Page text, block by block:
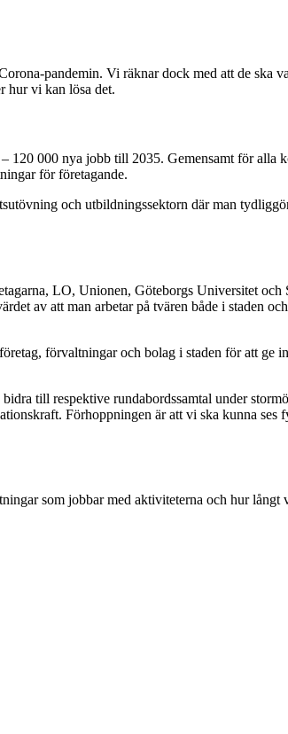
pandemin. Vi räknar dock med att de ska
hur vi kan lösa det.
120 000 nya jobb till 2035. Gemensamt för alla
för företagande.
och utbildningssektorn där man
LO, Unionen, Göteborgs Universitet
av att man arbetar på tvären både i staden
förvaltningar och bolag i staden för att ge
till respektive rundabordssamtal under
Förhoppningen är att vi ska kunna ses
som jobbar med aktiviteterna och hur långt